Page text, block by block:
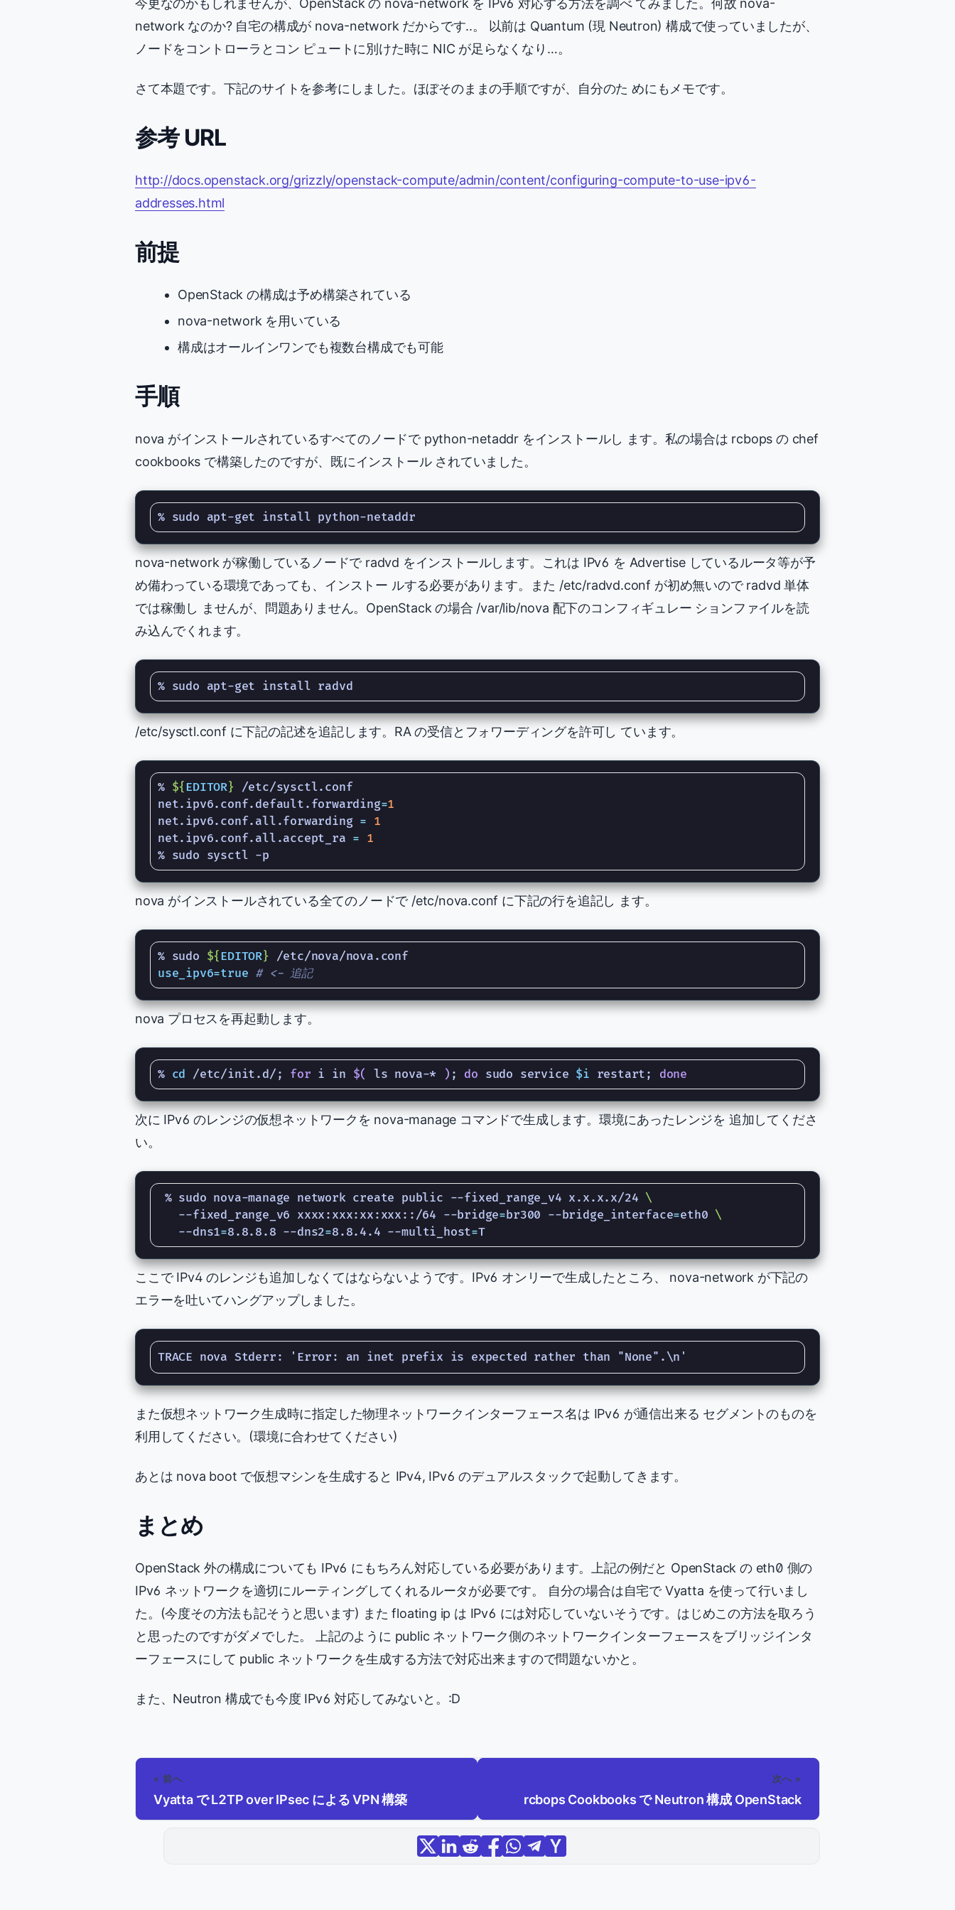
今更なのかもしれませんが、OpenStack の nova-network を IPv6 対応する方法を調べ てみました。何故 nova-
network なのか? 自宅の構成が nova-network だからです..。 以前は Quantum (現 Neutron) 構成で使っていましたが、
ノードをコントローラとコン ピュートに別けた時に NIC が足らなくなり…。
さて本題です。下記のサイトを参考にしました。ほぼそのままの手順ですが、自分のた めにもメモです。
参考 URL
http://docs.openstack.org/grizzly/openstack-compute/admin/content/configuring-compute-to-use-ipv6-
addresses.html
前提
OpenStack の構成は予め構築されている
nova-network を用いている
構成はオールインワンでも複数台構成でも可能
手順
nova がインストールされているすべてのノードで python-netaddr をインストールし ます。私の場合は rcbops の chef
cookbooks で構築したのですが、既にインストール されていました。
nova-network が稼働しているノードで radvd をインストールします。これは IPv6 を Advertise しているルータ等が予
め備わっている環境であっても、インストー ルする必要があります。また /etc/radvd.conf が初め無いので radvd 単体
では稼働し ませんが、問題ありません。OpenStack の場合 /var/lib/nova 配下のコンフィギュレー ションファイルを読
み込んでくれます。
/etc/sysctl.conf に下記の記述を追記します。RA の受信とフォワーディングを許可し ています。
% ${ EDITOR}
net.ipv6.conf.default.forwarding=1
net.ipv6.conf.all.forwarding = 1
net.ipv6.conf.all.accept_ra = 1
nova がインストールされている全てのノードで /etc/nova.conf に下記の行を追記し ます。
% sudo ${ EDITOR}
use_ipv6=true # <- 追記
nova プロセスを再起動します。
% cd /etc/init.d/ ; for i in $( ls nova-* ) ; do sudo service $i restart ; done
次に IPv6 のレンジの仮想ネットワークを nova-manage コマンドで生成します。環境にあったレンジを 追加してくださ
い。
% sudo nova-manage network create public --fixed_range_v4 x.x.x.x/24
   --fixed_range_v6 xxxx:xxx:xx:xxx::/64 --bridge
=br300 --bridge_interface=eth0
   --dns1
=8.8.8.8 --dns2=8.8.4.4 --multi_host= T
ここで IPv4 のレンジも追加しなくてはならないようです。IPv6 オンリーで生成したところ、 nova-network が下記の
エラーを吐いてハングアップしました。
また仮想ネットワーク生成時に指定した物理ネットワークインターフェース名は IPv6 が通信出来る セグメントのものを
利用してください。(環境に合わせてください)
あとは nova boot で仮想マシンを生成すると IPv4, IPv6 のデュアルスタックで起動してきます。
まとめ
OpenStack 外の構成についても IPv6 にもちろん対応している必要があります。上記の例だと OpenStack の eth0 側の
IPv6 ネットワークを適切にルーティングしてくれるルータが必要です。 自分の場合は自宅で Vyatta を使って行いまし
た。(今度その方法も記そうと思います) また floating ip は IPv6 には対応していないそうです。はじめこの方法を取ろう
と思ったのですがダメでした。 上記のように public ネットワーク側のネットワークインターフェースをブリッジインタ
ーフェースにして public ネットワークを生成する方法で対応出来ますので問題ないかと。
また、Neutron 構成でも今度 IPv6 対応してみないと。:D
« 前へ
Vyatta で L2TP over IPsec による VPN 構築
次へ »
rcbops Cookbooks で Neutron 構成 OpenStack